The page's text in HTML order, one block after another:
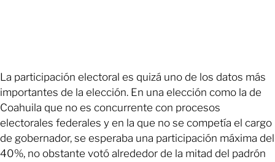
La participación electoral es quizá uno de los datos más
importantes de la elección. En una elección como la de
Coahuila que no es concurrente con procesos
electorales federales y en la que no se competía el cargo
de gobernador, se esperaba una participación máxima del
40%, no obstante votó alrededor de la mitad del padrón